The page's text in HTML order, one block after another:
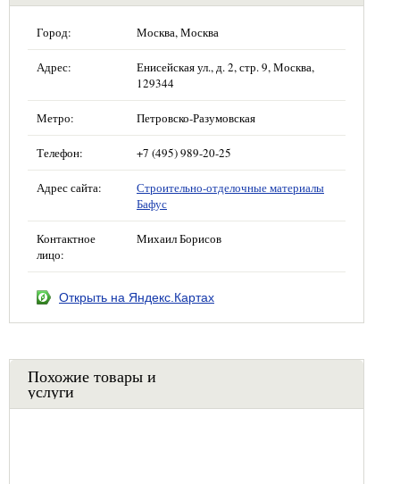
Город: Москва, Москва
Адрес:
Енисейская ул., д. 2, стр. 9, Москва,
129344
Метро: Петровско-Разумовская
Телефон: +7 (495) 989-20-25
Адрес сайта:
Строительно-отделочные материалы
Бафус
Контактное
лицо:
Михаил Борисов
Открыть на Яндекс.Картах
Похожие товары и
услуги